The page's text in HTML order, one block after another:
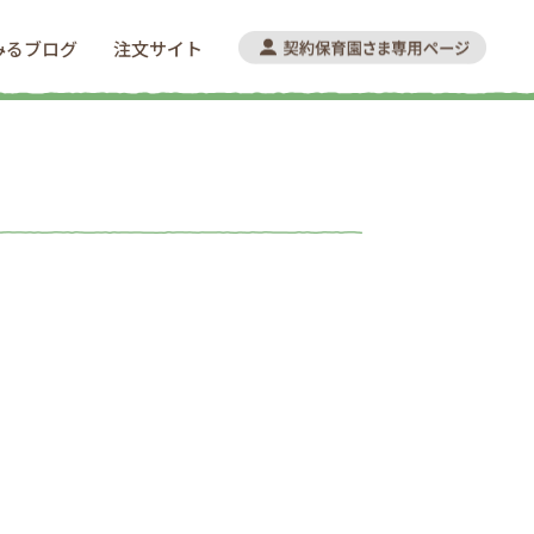
るブログ 注文サイト